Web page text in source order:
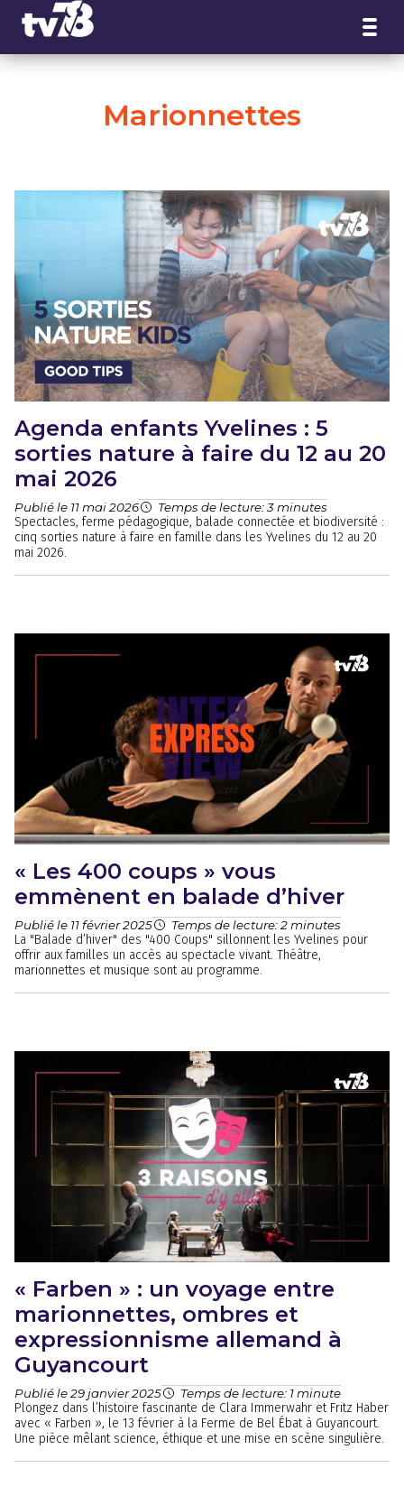
Marionnettes
Agenda enfants Yvelines : 5
sorties nature à faire du 12 au 20
mai 2026
Publié le 11 mai 2026 Temps de lecture: 3 minutes
Spectacles, ferme pédagogique, balade connectée et biodiversité :
cinq sorties nature à faire en famille dans les Yvelines du 12 au 20
mai 2026.
« Les 400 coups » vous
emmènent en balade d’hiver
Publié le 11 février 2025 Temps de lecture: 2 minutes
La "Balade d’hiver" des "400 Coups" sillonnent les Yvelines pour
offrir aux familles un accès au spectacle vivant. Théâtre,
marionnettes et musique sont au programme.
« Farben » : un voyage entre
marionnettes, ombres et
expressionnisme allemand à
Guyancourt
Publié le 29 janvier 2025 Temps de lecture: 1 minute
Plongez dans l’histoire fascinante de Clara Immerwahr et Fritz Haber
avec « Farben », le 13 février à la Ferme de Bel Ébat à Guyancourt.
Une pièce mêlant science, éthique et une mise en scène singulière.
Panneau de gestion des cookies